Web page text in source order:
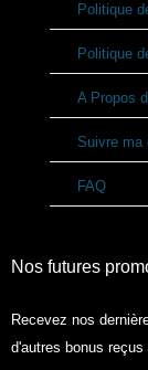
Politique
Politique
A Propos
Suivre ma
FAQ
Nos futures
Recevez nos
d'autres bonus reçus